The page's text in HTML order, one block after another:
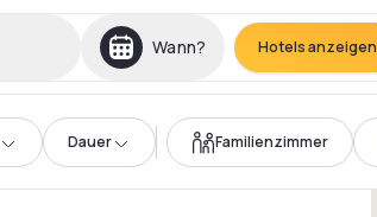
Wann? Hotels anzeigen
Dauer Familienzimmer